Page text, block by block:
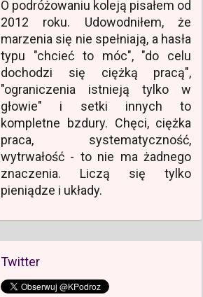
O podróżowaniu koleją pisałem od
2012 roku. Udowodniłem, że
marzenia się nie spełniają, a hasła
typu "chcieć to móc", "do celu
dochodzi się ciężką pracą",
"ograniczenia istnieją tylko w
głowie" i setki innych to
kompletne bzdury. Chęci, ciężka
praca, systematyczność,
wytrwałość - to nie ma żadnego
znaczenia. Liczą się tylko
pieniądze i układy.
Twitter